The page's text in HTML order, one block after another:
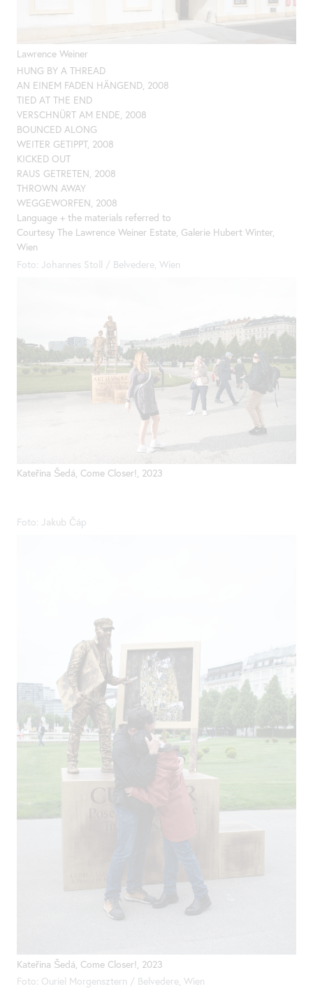
Lawrence Weiner
HUNG BY A THREAD
AN EINEM FADEN HÄNGEND, 2008
TIED AT THE END
VERSCHNÜRT AM ENDE, 2008
BOUNCED ALONG
WEITER GETIPPT, 2008
KICKED OUT
RAUS GETRETEN, 2008
THROWN AWAY
WEGGEWORFEN, 2008
Language + the materials referred to
Courtesy The Lawrence Weiner Estate, Galerie Hubert Winter,
Wien
Foto: Johannes Stoll / Belvedere, Wien
Kateřina Šedá, Come Closer!, 2023
Foto: Jakub Čáp
Kateřina Šedá, Come Closer!, 2023
Foto: Ouriel Morgensztern / Belvedere, Wien